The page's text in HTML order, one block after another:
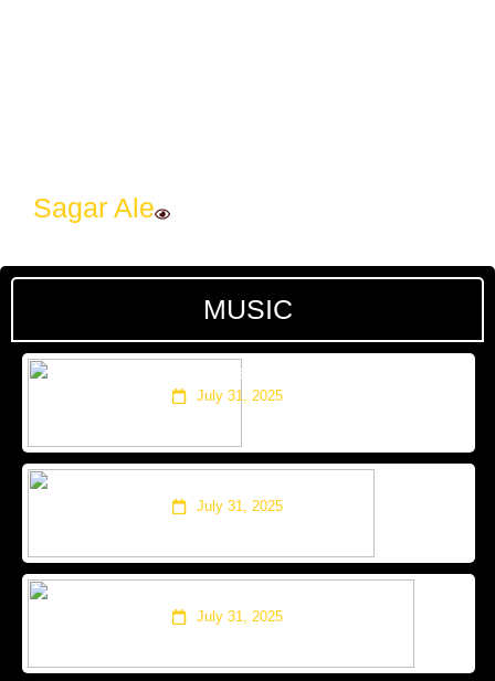
Sagar Ale
MUSIC
‘जनै हराएको मान्छे : सम्बन्धका धागाहरू’
July 31, 2025
July 31, 2025
July 31, 2025